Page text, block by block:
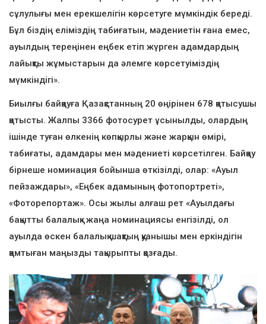
сұлулығы мен ерекшелігін көрсетуге мүмкіндік береді.
Бұл біздің еліміздің табиғатын, мәдениетін ғана емес,
ауылдың тереңінен еңбек етіп жүрген адамдардың
лайықты жұмыстарын да әлемге көрсетуіміздің
мүмкіндігі».
Биылғы байқауға Қазақстанның 20 өңірінен 678 қатысушы
қатысты. Жалпы 3366 фотосурет ұсынылды, олардың
ішінде туған өлкенің көпқырлы және жарқын өмірі,
табиғаты, адамдары мен мәдениеті көрсетілген. Байқау
бірнеше номинация бойынша өткізілді, олар: «Ауыл
пейзаждары», «Еңбек адамының фотопортреті»,
«Фоторепортаж». Осы жылы алғаш рет «Ауылдағы
бақытты балалық» жаңа номинациясы енгізілді, ол
ауылда өскен балалық шақтың қуанышы мен еркіндігін
қамтыған маңызды тақырыпты қозғады.